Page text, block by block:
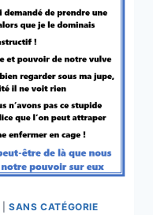
|SANS CATÉGORIE